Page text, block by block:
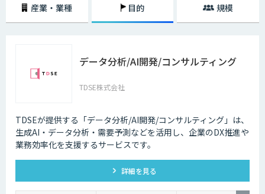
AI-OCRなら、読み取った情報をもとに自動的に内容を識別するため、読
産業・業種 目的 規模
データ分析/AI開発/コンサルティング
TDSE株式会社
TDSEが提供する「データ分析/AI開発/コンサルティング」は、
生成AI・データ分析・需要予測などを活用し、企業のDX推進や
業務効率化を支援するサービスです。
詳細を見る